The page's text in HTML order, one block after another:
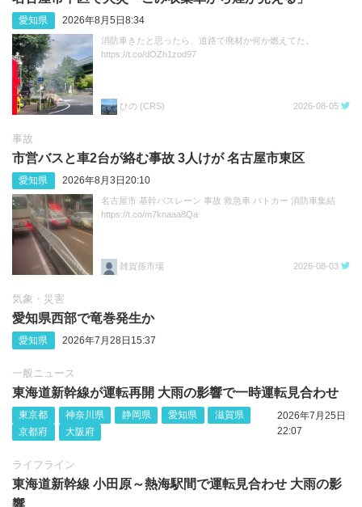
愛知県 2026年8月5日8:34
消防車きたと思ったら、道路で廃材か何か燃えてた。
https://t.co/dOZh1zod97
ひの (CRS) 2026-08-05
事故
市営バスと車2台が絡む事故 3人けが 名古屋市東区
愛知県 2026年8月3日20:10
名古屋市 基幹バスレーン 事故 救急車 パトカー 消防車集結
https://t.co/m7knaaa8Qa
雑賀孫市場 2026-08-03
気象・災害
愛知県西部で竜巻発生か
愛知県 2026年7月28日15:37
一般ニュース
東海道新幹線が運転再開 大雨の影響で一時運転見合わせ
東京都 神奈川県 静岡県 愛知県
滋賀県
京都府
大阪府
2026年7月25日
22:07
ライフライン
東海道新幹線 小田原～熱海駅間で運転見合わせ 大雨の影